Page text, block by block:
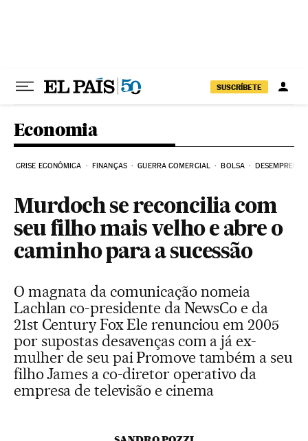
SUSCRÍBETE
Economia
CRISE ECONÔMICA FINANÇAS GUERRA COMERCIAL BOLSA DESEMPREGO
Murdoch se reconcilia com
seu filho mais velho e abre o
caminho para a sucessão
O magnata da comunicação nomeia
Lachlan co-presidente da NewsCo e da
21st Century Fox Ele renunciou em 2005
por supostas desavenças com a já ex-
mulher de seu pai Promove também a seu
filho James a co-diretor operativo da
empresa de televisão e cinema